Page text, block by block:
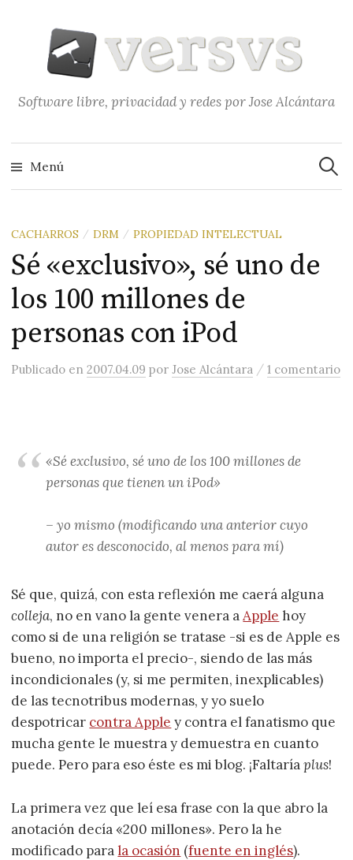
contenido
Software libre, privacidad y redes por Jose Alcántara
Menú
CACHARROS / DRM / PROPIEDAD INTELECTUAL
Sé «exclusivo», sé uno de
los 100 millones de
personas con iPod
Publicado en2007.04.09 porJose Alcántara /1 comentario
«Sé exclusivo, sé uno de los 100 millones de
personas que tienen un iPod»
– yo mismo (modificando una anterior cuyo
autor es desconocido, al menos para mí)
Sé que, quizá, con esta reflexión me caerá alguna
colleja, no en vano la gente venera aApple hoy
como si de una religión se tratase -si es de Apple es
bueno, no importa el precio-, siendo de las más
incondicionales (y, si me permiten, inexplicables)
de las tecnotribus modernas, y yo suelo
despotricar contra Apple y contra el fanatismo que
mucha gente le muestra y demuestra en cuanto
puede. Pero para eso éste es mi blog. ¡Faltaríaplus!
La primera vez que leí esa frase con la que abro la
anotación decía «200 millones». Pero la he
modificado parala ocasión (fuente en inglés).